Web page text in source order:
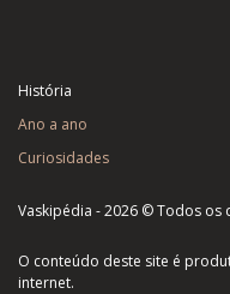
História
Ano a ano
Curiosidades
Vaskipédia - 2026 © Todos os
O conteúdo deste site é
internet.